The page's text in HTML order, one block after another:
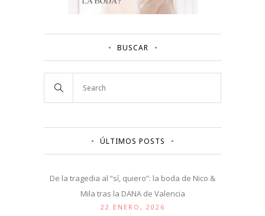
BUSCAR
ÚLTIMOS POSTS
De la tragedia al “sí, quiero”: la boda de Nico &
Mila tras la DANA de Valencia
22 ENERO, 2026